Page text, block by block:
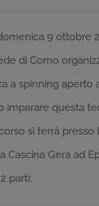
9 ottobre
di Como
a spinning aperto
imparare questa
si terrà presso
Cascina Gera ad
parti: